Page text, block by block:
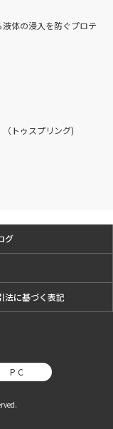
体の浸入を防ぐプロテ
トゥスプリング)
グ
法に基づく表記
P C